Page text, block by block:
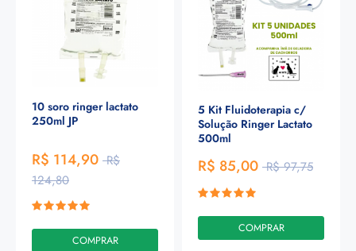
10 soro ringer lactato
250ml JP
R$ 114,90 R$
124,80
COMPRAR
5 Kit Fluidoterapia c/
Solução Ringer Lactato
500ml
R$ 85,00 R$ 97,75
COMPRAR